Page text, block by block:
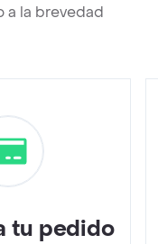
a la brevedad
tu pedido